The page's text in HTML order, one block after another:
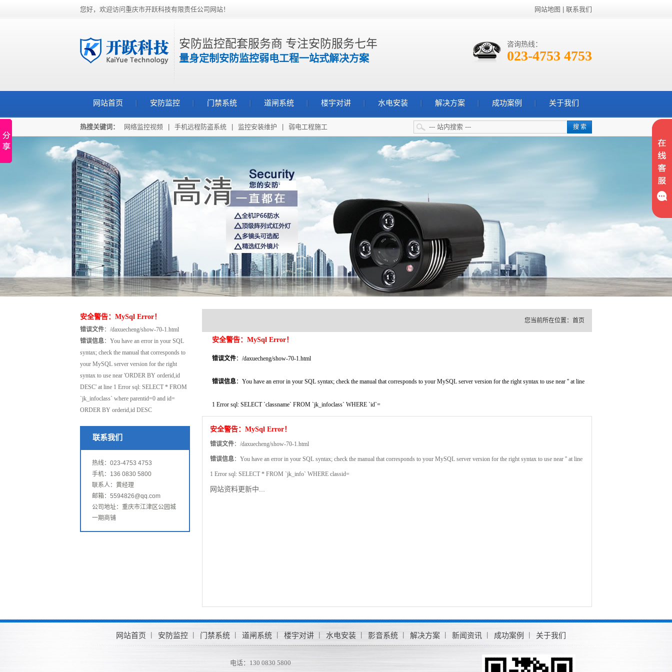
您好，欢迎访问重庆市开跃科技有限责任公司网站！ 网站地图 联系我们
安防监控配套服务商 专注安防服务七年
量身定制安防监控弱电工程一站式解决方案
咨询热线：
023-4753 4753
网站首页 安防监控 门禁系统 道闸系统 楼宇对讲 水电安装 解决方案 成功案例 关于我们
搜 索
热搜关键词： 网络监控视频 手机远程防盗系统 监控安装维护 弱电工程施工
安全警告：MySql Error！
错误文件：/daxuecheng/show-70-1.html
错误信息：You have an error in your SQL
syntax; check the manual that corresponds to
your MySQL server version for the right
syntax to use near 'ORDER BY orderid,id
DESC' at line 1 Error sql: SELECT * FROM
`jk_infoclass` where parentid=0 and id=
ORDER BY orderid,id DESC
联系我们
热线：023-4753 4753
手机：136 0830 5800
联系人：黄经理
邮箱：5594826@qq.com
公司地址：重庆市江津区公园城
一期商铺
您当前所在位置： 首页
安全警告：MySql Error！
错误文件：/daxuecheng/show-70-1.html
错误信息：You have an error in your SQL syntax; check the manual that corresponds to your MySQL server version for the right syntax to use near '' at line
1 Error sql: SELECT `classname` FROM `jk_infoclass` WHERE `id`=
安全警告：MySql Error！
错误文件：/daxuecheng/show-70-1.html
错误信息：You have an error in your SQL syntax; check the manual that corresponds to your MySQL server version for the right syntax to use near '' at line
1 Error sql: SELECT * FROM `jk_info` WHERE classid=
网站资料更新中...
网站首页 安防监控 门禁系统 道闸系统 楼宇对讲 水电安装 影音系统 解决方案 新闻资讯 成功案例 关于我们
电话：130 0830 5800